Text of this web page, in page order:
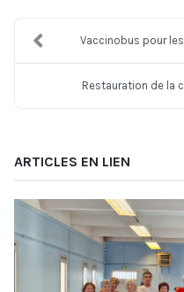
Vaccinobus pour
Restauration de la
ARTICLES EN LIEN